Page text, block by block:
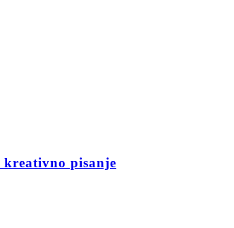
kreativno pisanje